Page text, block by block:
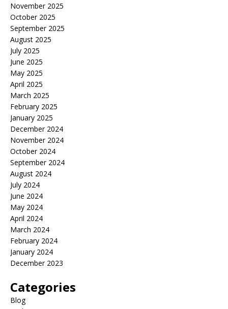
November 2025
October 2025
September 2025
August 2025
July 2025
June 2025
May 2025
April 2025
March 2025
February 2025
January 2025
December 2024
November 2024
October 2024
September 2024
August 2024
July 2024
June 2024
May 2024
April 2024
March 2024
February 2024
January 2024
December 2023
Categories
Blog